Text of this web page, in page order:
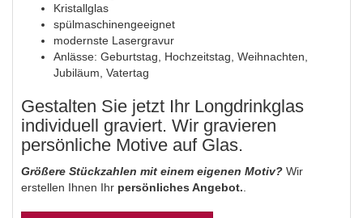
Kristallglas
spülmaschinengeeignet
modernste Lasergravur
Anlässe: Geburtstag, Hochzeitstag, Weihnachten,
Jubiläum, Vatertag
Gestalten Sie jetzt Ihr Longdrinkglas
individuell graviert. Wir gravieren
persönliche Motive auf Glas.
Größere Stückzahlen mit einem eigenen Motiv? Wir
erstellen Ihnen Ihr persönliches Angebot.